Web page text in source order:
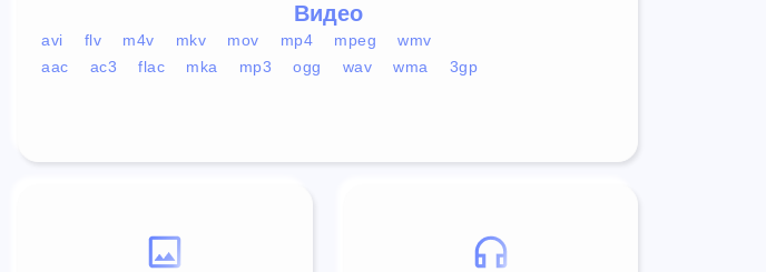
Видео
avi flv m4v mkv mov mp4 mpeg
wmv
aac
ac3 flac mka mp3 ogg wav wma 3gp